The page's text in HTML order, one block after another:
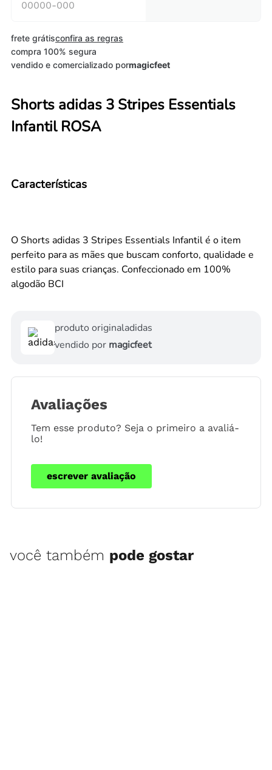
frete grátisconfira as regras
compra 100% segura
vendido e comercializado pormagicfeet
Shorts adidas 3 Stripes Essentials
Infantil ROSA
Características
O Shorts adidas 3 Stripes Essentials Infantil é o item
perfeito para as mães que buscam conforto, qualidade e
estilo para suas crianças. Confeccionado em 100%
algodão BCI
produto originaladidas
vendido por magicfeet
Avaliações
Tem esse produto? Seja o primeiro a avaliá-
lo!
escrever avaliação
você também pode gostar